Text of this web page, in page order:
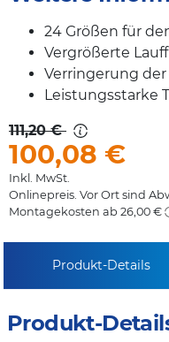
24 Größen für
Vergrößerte
Verringerung
Leistungsstarke
111,20 €
100,08 €
Inkl. MwSt.
Onlinepreis. Vor Ort sind
Montagekosten ab 26,00 €
Produkt-Details
Produkt-